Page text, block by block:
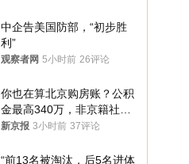
中企告美国防部，“初步胜
利”
观察者网 5小时前 26评论
你也在算北京购房账？公积
金最高340万，非京籍社保
1年
新京报 3小时前 37评论
“前13名被淘汰，后5名进体